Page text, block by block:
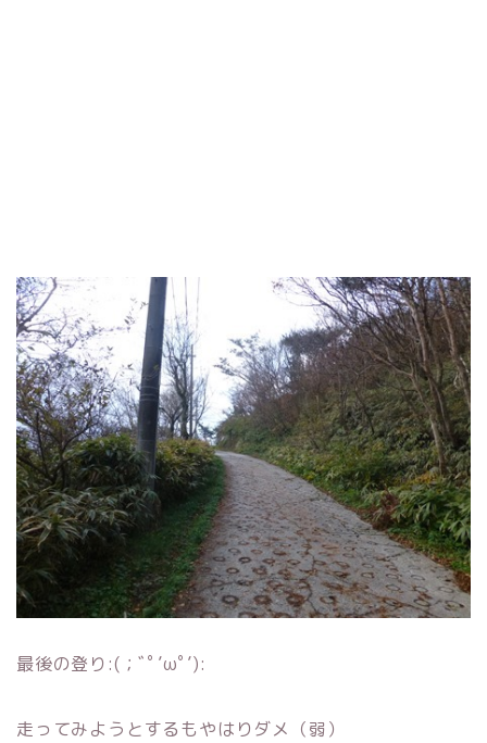
最後の登り:(；ﾞﾟ’ωﾟ’):
走ってみようとするもやはりダメ（弱）